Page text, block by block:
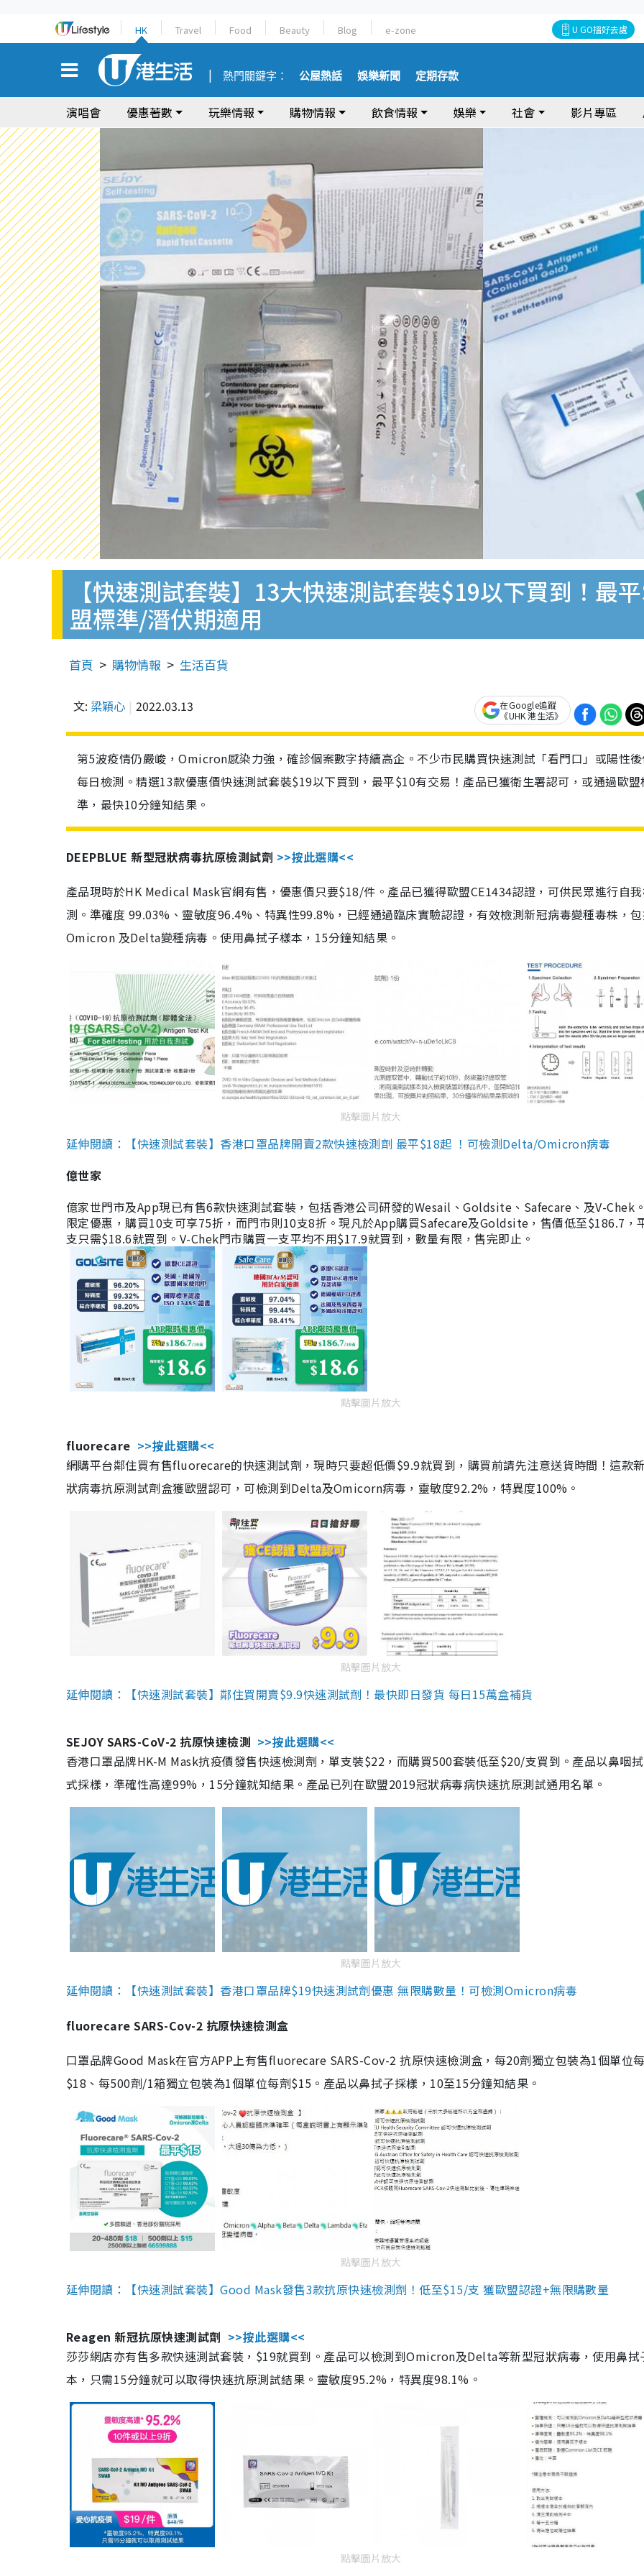
HK Travel Food Beauty Blog e-zone U GO搵好去處
熱門關鍵字： 公屋熱話 娛樂新聞 定期存款
演唱會 優惠著數 玩樂情報 購物情報 飲食情報 娛樂 社會 影片專區
【快速測試套裝】13大快速測試套裝$19以下買到！最
盟標準/潛伏期適用
首頁 購物情報 生活百貨
文: 梁穎心 2022.03.13
在Google追蹤
《UHK 港生活》
第5波疫情仍嚴峻，Omicron感染力強，確診個案數字持續高企。不少市民購買快速測試「看門口」或陽性
每日檢測。精選13款優惠價快速測試套裝$19以下買到，最平$10有交易！產品已獲衛生署認可，或通過歐盟
準，最快10分鐘知結果。
DEEPBLUE 新型冠狀病毒抗原檢測試劑 >>按此選購<<
產品現時於HK Medical Mask官網有售，優惠價只要$18/件。產品已獲得歐盟CE1434認證，可供民眾進行自
測。準確度 99.03%、靈敏度96.4%、特異性99.8%，已經通過臨床實驗認證，有效檢測新冠病毒變種毒株，
Omicron 及Delta變種病毒。使用鼻拭子樣本，15分鐘知結果。
點擊圖片放大
延伸閱讀：【快速測試套裝】香港口罩品牌開賣2款快速檢測劑 最平$18起 ！可檢測Delta/Omicron病毒
億世家
億家世門市及App現已有售6款快速測試套裝，包括香港公司研發的Wesail、Goldsite、Safecare、及V-Chek
限定優惠，購買10支可享75折，而門市則10支8折。現凡於App購買Safecare及Goldsite，售價低至$186.7，
支只需$18.6就買到。V-Chek門市購買一支平均不用$17.9就買到，數量有限，售完即止。
點擊圖片放大
fluorecare >>按此選購<<
網購平台鄰住買有售fluorecare的快速測試劑，現時只要超低價$9.9就買到，購買前請先注意送貨時間！這款
狀病毒抗原測試劑盒獲歐盟認可，可檢測到Delta及Omicorn病毒，靈敏度92.2%，特異度100%。
點擊圖片放大
延伸閱讀：【快速測試套裝】鄰住買開賣$9.9快速測試劑！最快即日發貨 每日15萬盒補貨
SEJOY SARS-CoV-2 抗原快速檢測 >>按此選購<<
香港口罩品牌HK-M Mask抗疫價發售快速檢測劑，單支裝$22，而購買500套裝低至$20/支買到。產品以鼻咽
式採樣，準確性高達99%，15分鐘就知結果。產品已列在歐盟2019冠狀病毒病快速抗原測試通用名單。
點擊圖片放大
延伸閱讀：【快速測試套裝】香港口罩品牌$19快速測試劑優惠 無限購數量！可檢測Omicron病毒
fluorecare SARS-Cov-2 抗原快速檢測盒
口罩品牌Good Mask在官方APP上有售fluorecare SARS-Cov-2 抗原快速檢測盒，每20劑獨立包裝為1個單位
$18、每500劑/1箱獨立包裝為1個單位每劑$15。產品以鼻拭子採樣，10至15分鐘知結果。
點擊圖片放大
延伸閱讀：【快速測試套裝】Good Mask發售3款抗原快速檢測劑！低至$15/支 獲歐盟認證+無限購數量
Reagen 新冠抗原快速測試劑 >>按此選購<<
莎莎網店亦有售多款快速測試套裝，$19就買到。產品可以檢測到Omicron及Delta等新型冠狀病毒，使用鼻拭
本，只需15分鐘就可以取得快速抗原測試結果。靈敏度95.2%，特異度98.1%。
點擊圖片放大